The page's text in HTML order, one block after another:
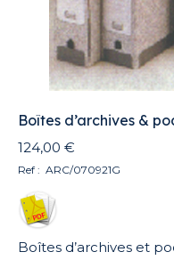
Boîtes d’archives &
124,00 €
Ref : ARC/070921G
Boîtes d’archives et